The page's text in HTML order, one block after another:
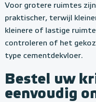
Voor grotere ruimtes
praktischer, terwijl
kleinere of lastige
controleren of het
type cementdekvloer.
Bestel uw
eenvoudig